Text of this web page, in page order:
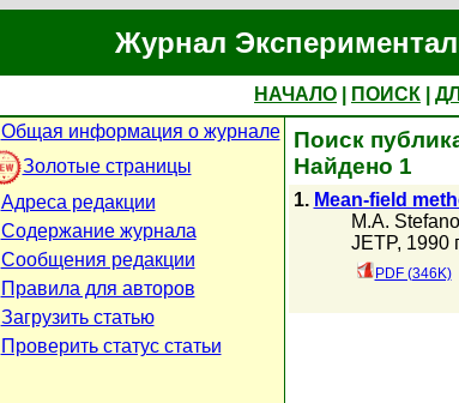
Журнал
НАЧАЛО ПОИСК
Общая информация о журнале
Золотые страницы
Адреса редакции
Содержание журнала
Сообщения редакции
Правила для авторов
Загрузить статью
Проверить статус статьи
Поиск
Найдено 1
1. Mean-field
M.A.
JETP, 1990
PDF (346K)